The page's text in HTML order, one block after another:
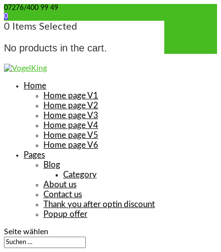
07276/400 99 49
0
0 Items Selected
No products in the cart.
Home
Home page V1
Home page V2
Home page V3
Home page V4
Home page V5
Home page V6
Pages
Blog
Category
About us
Contact us
Thank you after optin discount
Popup offer
Seite wählen